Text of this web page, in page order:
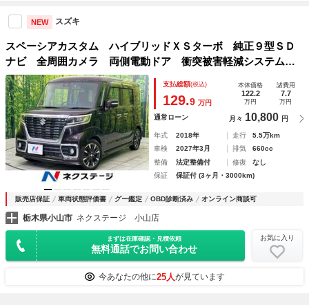
NEW スズキ
スペーシアカスタム ハイブリッドＸＳターボ 純正９型ＳＤ
ナビ 全周囲カメラ 両側電動ドア 衝突被害軽減システム
ヘッドアップディスプレイ ハーフレザーシート シートヒー
ター ドラレコ コーナーセンサー スマートキー ＬＥＤヘ
ッド クルコン
支払総額(税込)
129.9 万円
本体価格
122.2
万円
諸費用
7.7
万円
通常ローン 月々 10,800 円
年式 2018年 走行
5.5万km
車検
2027年3月 排気
660cc
整備
法定整備付 修復
なし
保証
保証付 (3ヶ月・3000km)
販売店保証 車両状態評価書 グー鑑定 OBD診断済み オンライン商談可
栃木県小山市 ネクステージ 小山店
まずは在庫確認・見積依頼
無料通話でお問い合わせ
お気に入り
今あなたの他に25人が見ています